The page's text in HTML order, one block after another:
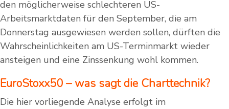
den möglicherweise schlechteren US-
Arbeitsmarktdaten für den September, die am
Donnerstag ausgewiesen werden sollen, dürften die
Wahrscheinlichkeiten am US-Terminmarkt wieder
ansteigen und eine Zinssenkung wohl kommen.
EuroStoxx50 – was sagt die Charttechnik?
Die hier vorliegende Analyse erfolgt im